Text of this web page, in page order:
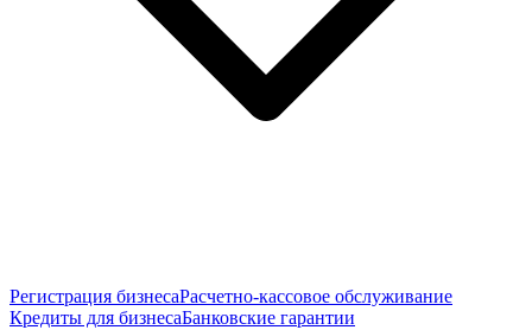
Регистрация бизнесаРасчетно-кассовое обслуживание
Кредиты для бизнесаБанковские гарантии